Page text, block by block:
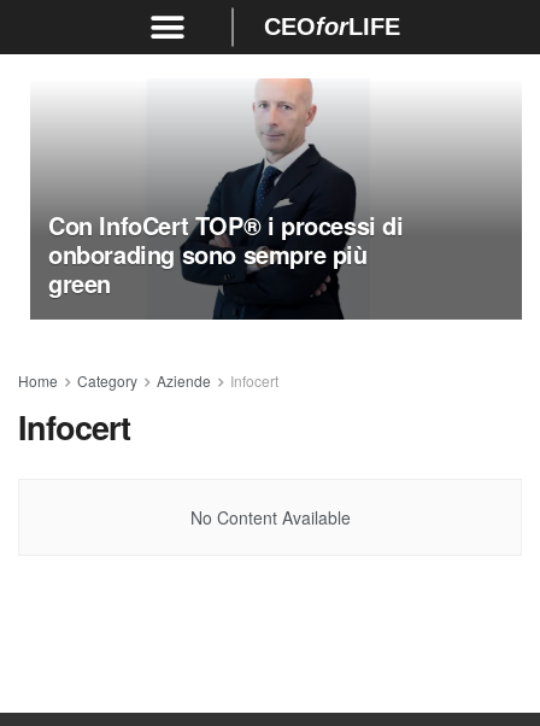
CEOforLIFE
Con InfoCert TOP® i processi di
onborading sono sempre più
green
Home Category Aziende Infocert
Infocert
No Content Available